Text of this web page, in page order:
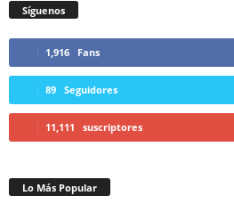
Síguenos
1,916 Fans
89 Seguidores
11,111 suscriptores
Lo Más Popular